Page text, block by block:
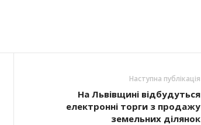
Наступна публікація
На Львівщині відбудуться
електронні торги з продажу
земельних ділянок